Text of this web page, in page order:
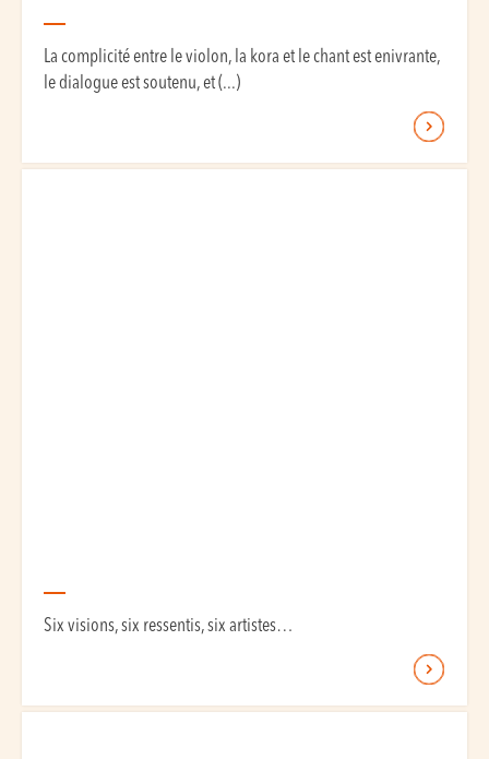
La complicité entre le violon, la kora et le chant est enivrante,
le dialogue est soutenu, et (...)
Six visions, six ressentis, six artistes…